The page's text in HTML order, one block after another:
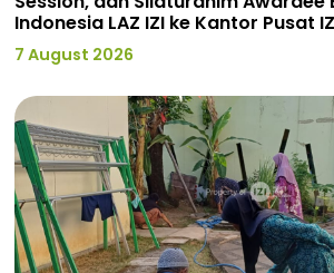
Indonesia LAZ IZI ke Kantor Pusat
7 August 2026